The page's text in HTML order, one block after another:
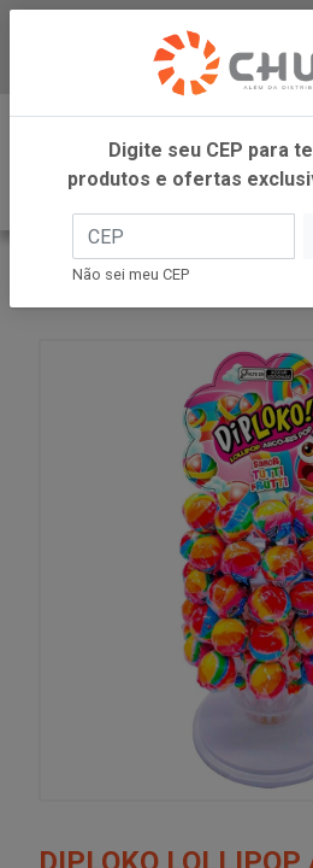
INÍCIO
DANILLA FOODS
Digite seu CEP para
produtos e ofertas
Não sei meu CEP